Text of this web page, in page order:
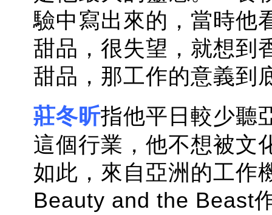
驗中寫出來的，當時他
甜品，很失望，就想到
甜品，那工作的意義到
莊冬昕指他平日較少聽
這個行業，他不想被文
如此，來自亞洲的工作
Beauty and the Beast